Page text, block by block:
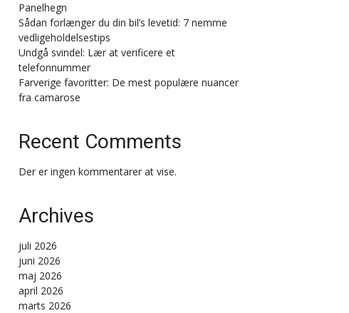
Panelhegn
Sådan forlænger du din bil’s levetid: 7 nemme
vedligeholdelsestips
Undgå svindel: Lær at verificere et
telefonnummer
Farverige favoritter: De mest populære nuancer
fra camarose
Recent Comments
Der er ingen kommentarer at vise.
Archives
juli 2026
juni 2026
maj 2026
april 2026
marts 2026